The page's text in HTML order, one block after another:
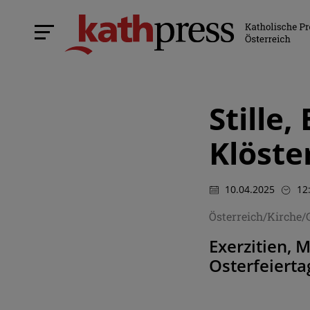
Stille,
10.04.2025
Österreich/Kirche/
Exerzitien,